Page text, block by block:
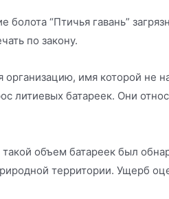
болота “Птичья гавань”
по закону.
организацию, имя которой не
литиевых батареек. Они
объем батареек был
территории. Ущерб